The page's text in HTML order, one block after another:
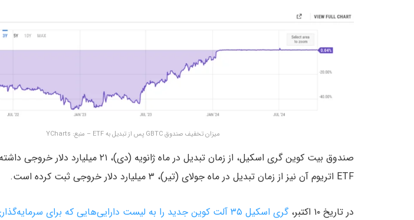
میزان تخفیف صندوق GBTC پس از تبدیل به ETF – منبع: YCharts
صندوق بیت‌ کوین گری‌ اسکیل، از زمان تبدیل در ماه ژانویه
ETF اتریوم آن نیز از زمان تبدیل در ماه جولای (تیر)، ۳ میلیارد دلار خروجی ثبت کرده است.
در تاریخ ۱۰ اکتبر،
گری اسکیل ۳۵ آلت کوین جدید را به لیست دارایی‌هایی که برای